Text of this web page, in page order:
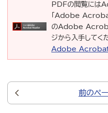
PDFの閲覧には
「Adobe
のAdobe
ジから入手してく
Adobe Acrobat
前のペ